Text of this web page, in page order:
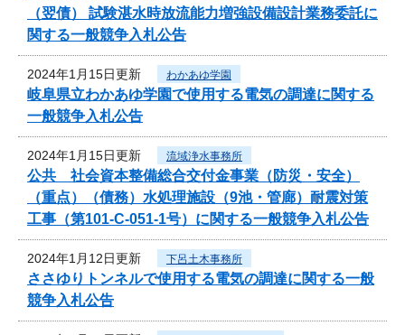
（翌債） 試験湛水時放流能力増強設備設計業務委託に
関する一般競争入札公告
2024年1月15日更新 わかあゆ学園
岐阜県立わかあゆ学園で使用する電気の調達に関する
一般競争入札公告
2024年1月15日更新 流域浄水事務所
公共 社会資本整備総合交付金事業（防災・安全）
（重点）（債務）水処理施設（9池・管廊）耐震対策
工事（第101-C-051-1号）に関する一般競争入札公告
2024年1月12日更新 下呂土木事務所
ささゆりトンネルで使用する電気の調達に関する一般
競争入札公告